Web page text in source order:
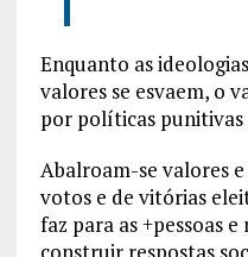
Enquanto as
valores se esvaem, o
por políticas punitivas
Abalroam-se valores
votos e de vitórias
faz para as +pessoas
construir respostas